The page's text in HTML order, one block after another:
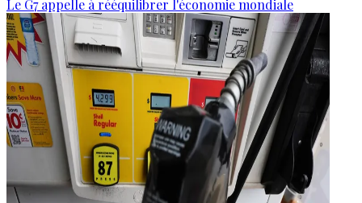
Le G7 appelle à rééquilibrer l'économie mondiale